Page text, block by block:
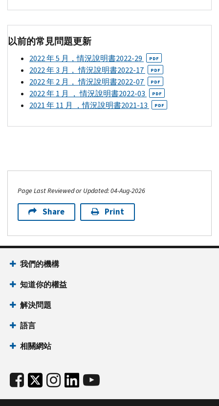
2021
表
（英
文）
向
國
稅
提
他
系
列
表
有
關
他
訊，
造
訪
查
閱
1040-PR
5
歲
以
下
子
女，
最
高
額
為
使
沒
有
收
入
支
付
美
國
會
全
您
也
可
免。
任
何
預
付
款
和
他
收
抵
的
變
化，
請
絡
您
當
地
稅
機
以
獲
取
並
使
您
有
資
格
獲
預
稅
免
或
女
收
抵
免。
若
的
要
所
在
以前的常見問題更新
2022 年 5 月，情況說明書2022-29 PDF
2022 年 3 月， 情況說明書2022-17 PDF
2022 年 2 月， 情況說明書2022-07 PDF
2022 年 1 月 ， 情況說明書2022-03 PDF
2021 年 11 月 ，情況說明書2021-13 PDF
Page Last Reviewed or Updated: 04-Aug-2026
Share Print
我們的機構
知道你的權益
解決問題
語言
相關網站